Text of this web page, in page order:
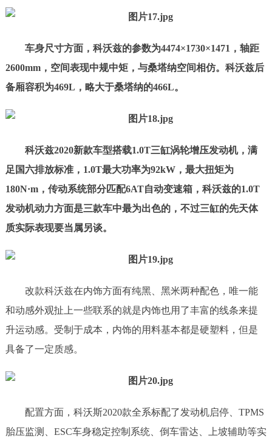
车身尺寸方面，科沃兹的参数为4474×1730×1471，轴距
2600mm，空间表现中规中矩，与桑塔纳空间相仿。科沃兹后
备厢容积为469L，略大于桑塔纳的466L。
科沃兹2020新款车型搭载1.0T三缸涡轮增压发动机，满
足国六排放标准，1.0T最大功率为92kW，最大扭矩为
180N·m，传动系统部分匹配6AT自动变速箱，科沃兹的1.0T
发动机动力方面是三款车中最为出色的，不过三缸的先天体
质实际表现要当属另谈。
改款科沃兹在内饰方面有纯黑、黑米两种配色，唯一能
和动感外观扯上一些联系的就是内饰也用了丰富的线条来提
升运动感。受制于成本，内饰的用料基本都是硬塑料，但是
具备了一定质感。
配置方面，科沃斯2020款全系标配了发动机启停、TPMS
胎压监测、ESC车身稳定控制系统、倒车雷达、上坡辅助等实